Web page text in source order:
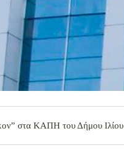
στα ΚΑΠΗ του Δήμου Ιλίου